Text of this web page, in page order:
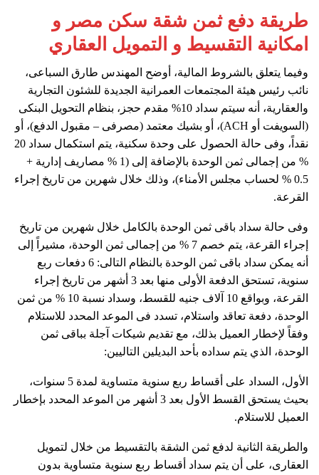
طريقة دفع ثمن شقة سكن مصر و
امكانية التقسيط و التمويل العقاري
وفيما يتعلق بالشروط المالية، أوضح المهندس طارق السباعى،
نائب رئيس هيئة المجتمعات العمرانية الجديدة للشئون التجارية
والعقارية، أنه سيتم سداد 10% مقدم حجز، بنظام التحويل البنكى
(السويفت أو ACH)، أو بشيك معتمد (مصرفى – مقبول الدفع)، أو
نقداً، وفى حالة الحصول على وحدة سكنية، يتم استكمال سداد 20
% من إجمالى ثمن الوحدة بالإضافة إلى (1 % مصاريف إدارية +
0.5 % لحساب مجلس الأمناء)، وذلك خلال شهرين من تاريخ إجراء
القرعة.
وفى حالة سداد باقى ثمن الوحدة بالكامل خلال شهرين من تاريخ
إجراء القرعة، يتم خصم 7 % من إجمالى ثمن الوحدة، مشيراً إلى
أنه يمكن سداد باقى ثمن الوحدة بالنظام التالى: 6 دفعات ربع
سنوية، تستحق الدفعة الأولى منها بعد 3 أشهر من تاريخ إجراء
القرعة، وبواقع 10 آلاف جنيه للقسط، وسداد نسبة 10 % من ثمن
الوحدة، دفعة تعاقد واستلام، تسدد فى الموعد المحدد للاستلام
وفقاً لإخطار العميل بذلك، مع تقديم شيكات آجلة بباقى ثمن
الوحدة، الذي يتم سداده بأحد البديلين التاليين:
الأول، السداد على أقساط ربع سنوية متساوية لمدة 5 سنوات،
بحيث يستحق القسط الأول بعد 3 أشهر من الموعد المحدد بإخطار
العميل للاستلام.
والطريقة الثانية لدفع ثمن الشقة بالتقسيط من خلال لتمويل
العقارى، على أن يتم سداد أقساط ربع سنوية متساوية بدون